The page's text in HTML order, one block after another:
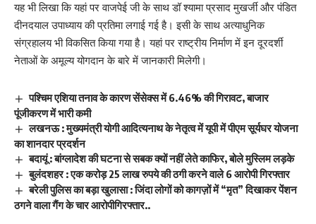
यह भी लिखा कि यहां पर वाजपेई जी के साथ डॉ श्यामा प्रसाद मुखर्जी और पंडित
दीनदयाल उपाध्याय की प्रतिमा लगाई गई है। इसी के साथ अत्याधुनिक
संग्रहालय भी विकसित किया गया है। यहां पर राष्ट्रीय निर्माण में इन दूरदर्शी
नेताओं के अमूल्य योगदान के बारे में जानकारी मिलेगी।
पश्चिम एशिया तनाव के कारण सेंसेक्स में 6.46% की गिरावट, बाजार
पूंजीकरण में भारी कमी
लखनऊ : मुख्यमंत्री योगी आदित्यनाथ के नेतृत्व में यूपी में पीएम सूर्यघर योजना
का शानदार प्रदर्शन
बदायूं : बांग्लादेश की घटना से सबक क्यों नहीं लेते काफिर, बोले मुस्लिम लड़के
बुलंदशहर : एक करोड़ 25 लाख रुपये की ठगी करने वाले 6 आरोपी गिरफ्तार
बरेली पुलिस का बड़ा खुलासा : जिंदा लोगों को कागज़ों में “मृत” दिखाकर पेंशन
ठगने वाला गैंग के चार आरोपीगिरफ्तार..